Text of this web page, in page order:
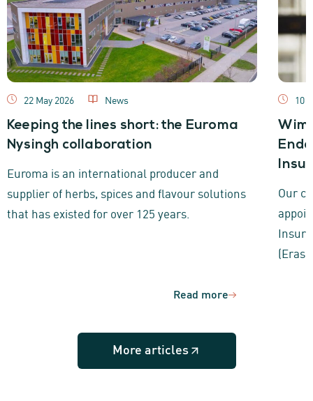
22 May 2026
News
Keeping the lines short: the Euroma
Nysingh collaboration
Euroma is an international producer and
supplier of herbs, spices and flavour solutions
that has existed for over 125 years.
Read more
10
Wim
Our
More articles